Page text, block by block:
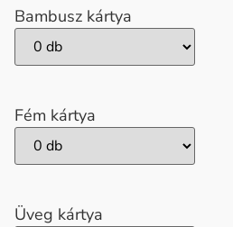
Bambusz kártya
Fém kártya
Üveg kártya